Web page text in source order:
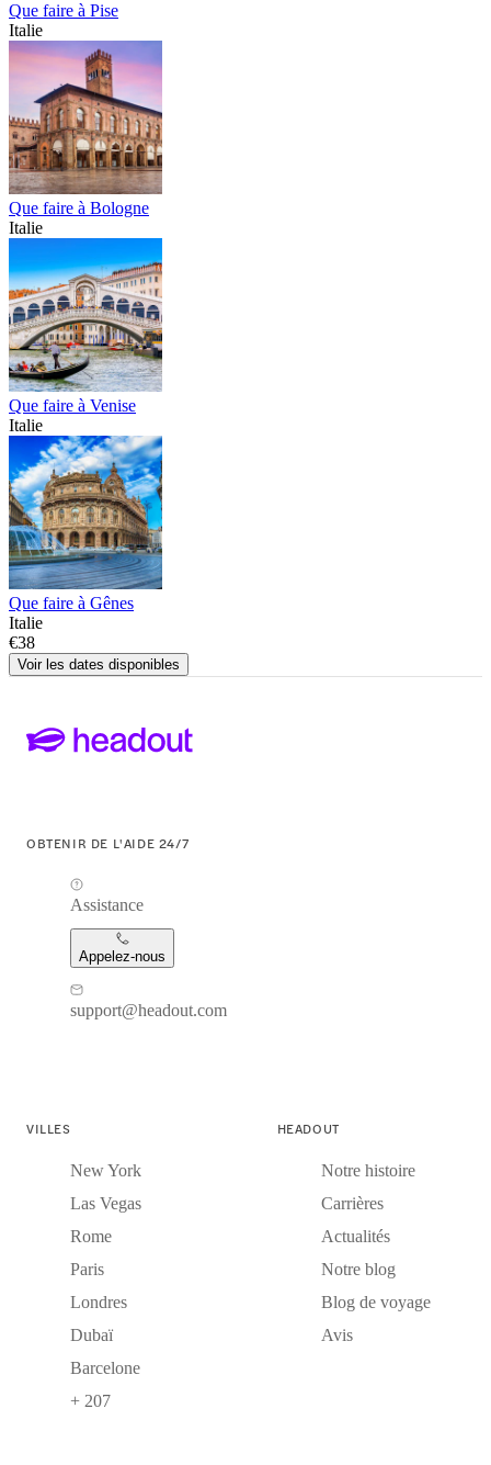
Que faire à Pise
Italie
Que faire à Bologne
Italie
Que faire à Venise
Italie
Que faire à Gênes
Italie
€38
Voir les dates disponibles
OBTENIR DE L'AIDE 24/7
Assistance
Appelez-nous
support@headout.com
VILLES
New York
Las Vegas
Rome
Paris
Londres
Dubaï
Barcelone
+ 207
HEADOUT
Notre histoire
Carrières
Actualités
Notre blog
Blog de voyage
Avis